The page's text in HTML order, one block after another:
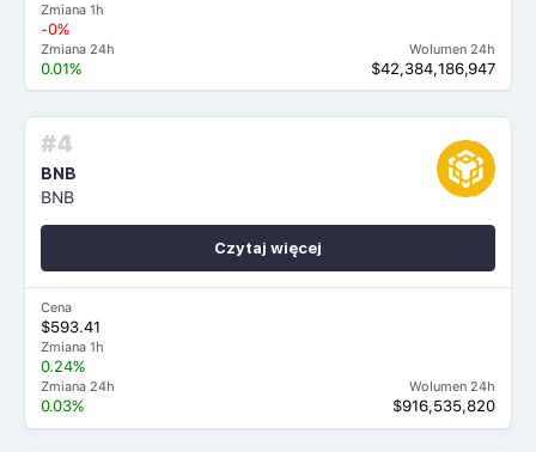
Zmiana 1h
-0%
Zmiana 24h
0.01%
Wolumen 24h
$42,384,186,947
#4
BNB
BNB
Cena
$593.41
Zmiana 1h
0.24%
Zmiana 24h
0.03%
Wolumen 24h
$916,535,820
Czytaj więcej